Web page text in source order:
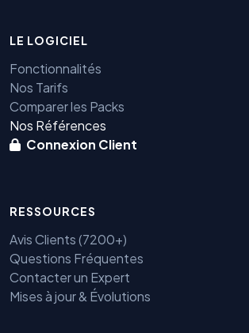
LE LOGICIEL
Fonctionnalités
Nos Tarifs
Comparer les Packs
Nos Références
Connexion Client
RESSOURCES
Avis Clients (7200+)
Questions Fréquentes
Contacter un Expert
Mises à jour & Évolutions